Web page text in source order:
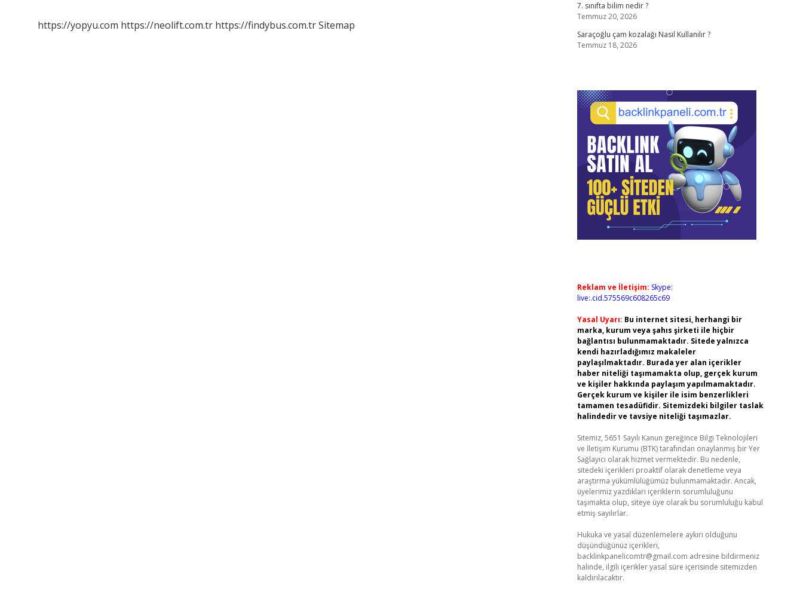
https://yopyu.com https://neolift.com.tr https://findybus.com.trSitemap
7. sınıfta bilim nedir ?
Temmuz 20, 2026
Saraçoğlu çam kozalağı Nasıl Kullanılır ?
Temmuz 18, 2026
Reklam ve İletişim: Skype:
live:.cid.575569c608265c69
Yasal Uyarı: Bu internet sitesi, herhangi bir
marka, kurum veya şahıs şirketi ile hiçbir
bağlantısı bulunmamaktadır. Sitede yalnızca
kendi hazırladığımız makaleler
paylaşılmaktadır. Burada yer alan içerikler
haber niteliği taşımamakta olup, gerçek kurum
ve kişiler hakkında paylaşım yapılmamaktadır.
Gerçek kurum ve kişiler ile isim benzerlikleri
tamamen tesadüfidir. Sitemizdeki bilgiler taslak
halindedir ve tavsiye niteliği taşımazlar.
Sitemiz, 5651 Sayılı Kanun gereğince Bilgi Teknolojileri
ve İletişim Kurumu (BTK) tarafından onaylanmış bir Yer
Sağlayıcı olarak hizmet vermektedir. Bu nedenle,
sitedeki içerikleri proaktif olarak denetleme veya
araştırma yükümlülüğümüz bulunmamaktadır. Ancak,
üyelerimiz yazdıkları içeriklerin sorumluluğunu
taşımakta olup, siteye üye olarak bu sorumluluğu kabul
etmiş sayılırlar.
Hukuka ve yasal düzenlemelere aykırı olduğunu
düşündüğünüz içerikleri,
backlinkpanelicomtr@gmail.com adresine bildirmeniz
halinde, ilgili içerikler yasal süre içerisinde sitemizden
kaldırılacaktır.